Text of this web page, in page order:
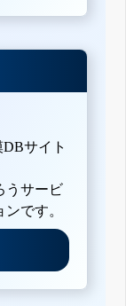
サイト
うサービ
です。